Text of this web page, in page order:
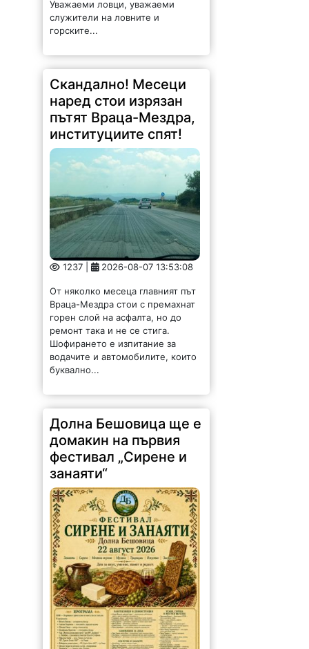
Уважаеми ловци, уважаеми
служители на ловните и
горските...
Скандално! Месеци
наред стои изрязан
пътят Враца-Мездра,
институциите спят!
1237 | 2026-08-07 13:53:08
От няколко месеца главният път
Враца-Мездра стои с премахнат
горен слой на асфалта, но до
ремонт така и не се стига.
Шофирането е изпитание за
водачите и автомобилите, които
буквално...
Долна Бешовица ще е
домакин на първия
фестивал „Сирене и
занаяти“